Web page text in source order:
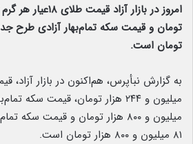
تومان است.
میلیون و ۸۰۰ هزار تومان و قیمت
۸۱ میلیون و ۸۰۰ هزار تومان است.